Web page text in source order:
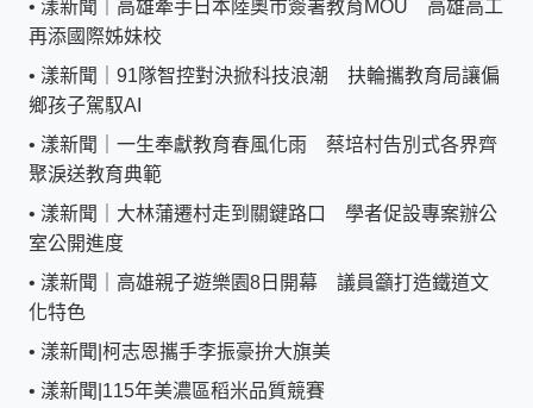
• 漾新聞｜高雄牽手日本陸奧市簽署教育MOU 高雄高工
再添國際姊妹校
• 漾新聞｜91隊智控對決掀科技浪潮 扶輪攜教育局讓偏
鄉孩子駕馭AI
• 漾新聞｜一生奉獻教育春風化雨 蔡培村告別式各界齊
聚淚送教育典範
• 漾新聞｜大林蒲遷村走到關鍵路口 學者促設專案辦公
室公開進度
• 漾新聞｜高雄親子遊樂園8日開幕 議員籲打造鐵道文
化特色
• 漾新聞|柯志恩攜手李振豪拚大旗美
• 漾新聞|115年美濃區稻米品質競賽